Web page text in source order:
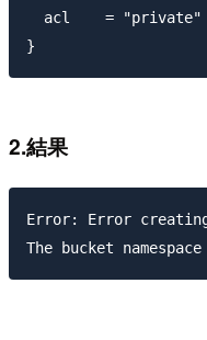
  acl    = "private"
2.結果
Error: Error creating